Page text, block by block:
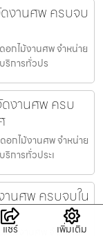
งานศพ ครบจบ
อกไม้งานศพ จำหน่าย
ริการทั่วปร
งานศพ ครบ
กไม้งานศพ จำหน่าย
การทั่วประเ
นศพ ครบจบใน
ไม้งานศพ จำหน่าย
แชร์ เพิ่มเติม